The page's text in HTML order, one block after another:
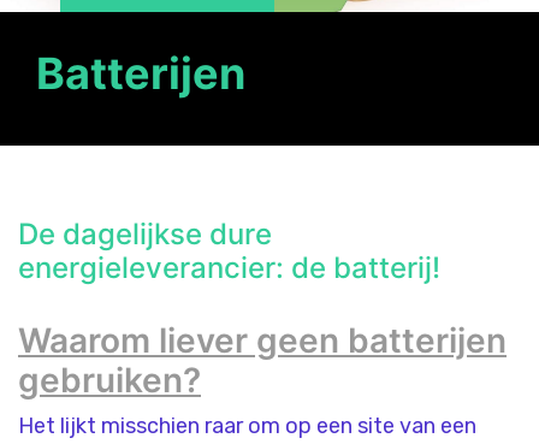
Batterijen
De dagelijkse dure
energieleverancier: de batterij!
Waarom liever geen batterijen
gebruiken?
Het lijkt misschien raar om op een site van een